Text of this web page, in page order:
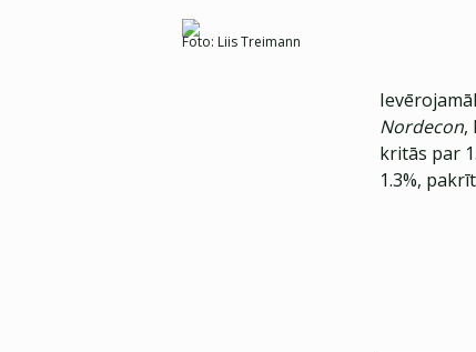
Foto: Liis Treimann
Nordecon,
kritās par
1.3%,